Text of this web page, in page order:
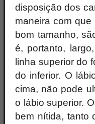
disposição dos
maneira com
bom tamanho,
é, portanto,
linha superior do
do inferior. O
cima, não pode
o lábio superior.
bem nítida, tanto